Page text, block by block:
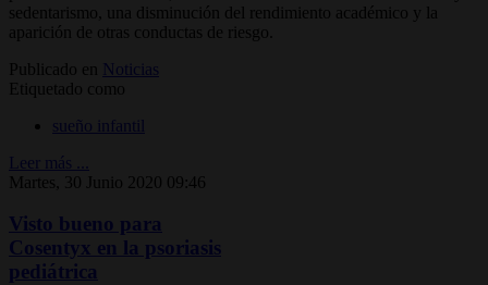
sedentarismo, una disminución del rendimiento académico y la
aparición de otras conductas de riesgo.
Publicado en
Noticias
Etiquetado como
sueño infantil
Leer más ...
Martes, 30 Junio 2020 09:46
Visto bueno para
Cosentyx en la psoriasis
pediátrica